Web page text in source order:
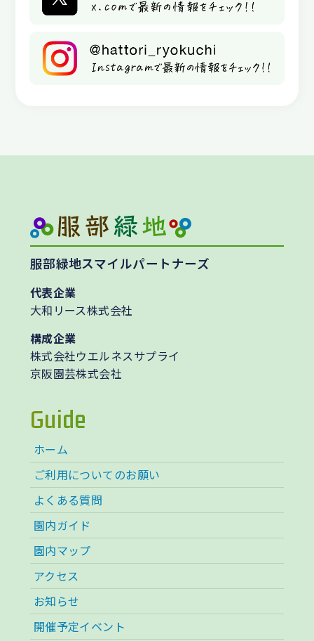
服部緑地スマイルパートナーズ
代表企業
大和リース株式会社
構成企業
株式会社ウエルネスサプライ
京阪園芸株式会社
Guide
ホーム
ご利用についてのお願い
よくある質問
園内ガイド
園内マップ
アクセス
お知らせ
開催予定イベント